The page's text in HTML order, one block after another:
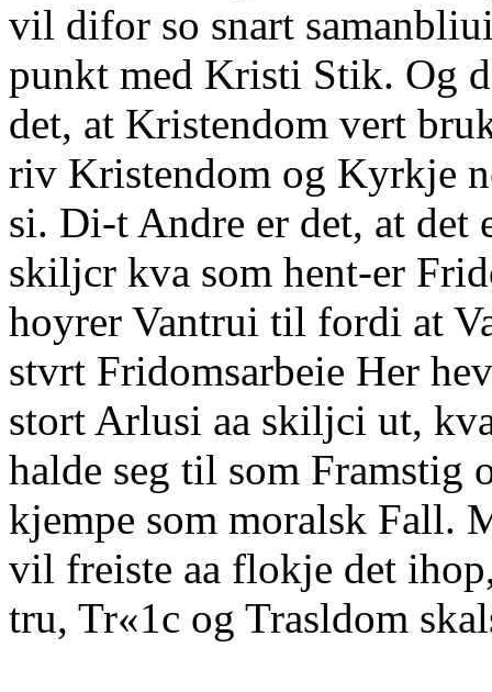
vil difor so snart
punkt med Kristi Stik. Og
det, at Kristendom vert
riv Kristendom og Kyrkje
si. Di-t Andre er det, at det
skiljcr kva som hent-er
hoyrer Vantrui til fordi at
stvrt Fridomsarbeie Her
stort Arlusi aa skiljci ut,
halde seg til som Framstig
kjempe som moralsk Fall.
vil freiste aa flokje det
tru, Tr«1c og Trasldom